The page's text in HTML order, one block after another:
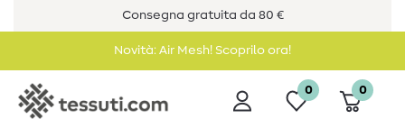
Consegna gratuita da 80 €
Novità: Air Mesh! Scoprilo ora!
0 0